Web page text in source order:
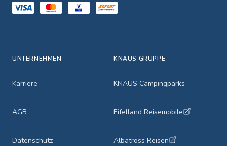
UNTERNEHMEN
Karriere
AGB
Datenschutz
KNAUS GRUPPE
KNAUS Campingparks
Eifelland Reisemobile
Albatross Reisen